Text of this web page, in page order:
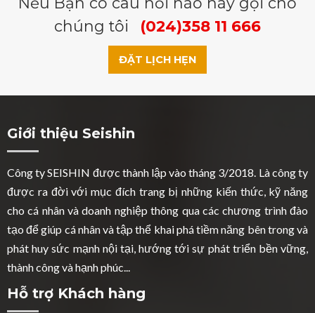
chúng tôi
(024)358 11 666
ĐẶT LỊCH HẸN
Giới thiệu Seishin
Công ty SEISHIN được thành lập vào tháng 3/2018. Là công ty
được ra đời với mục đích trang bị những kiến thức, kỹ năng
cho cá nhân và doanh nghiệp thông qua các chương trình đào
tạo để giúp cá nhân và tập thể khai phá tiềm năng bên trong và
phát huy sức mạnh nội tại, hướng tới sự phát triển bền vững,
thành công và hạnh phúc...
Hỗ trợ Khách hàng